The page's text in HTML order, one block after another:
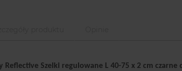
Reflective Szelki regulowane L 40-75 x 2 cm czarne